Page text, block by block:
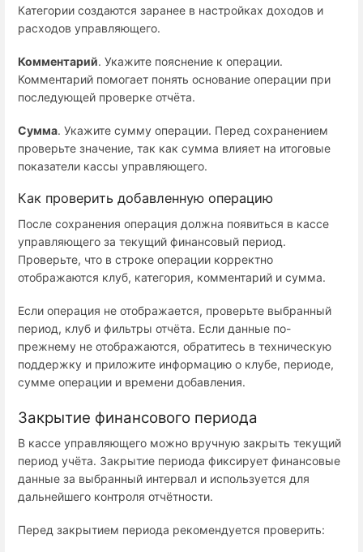
Категории создаются заранее в настройках доходов и
расходов управляющего.
Комментарий. Укажите пояснение к операции.
Комментарий помогает понять основание операции при
последующей проверке отчёта.
Сумма. Укажите сумму операции. Перед сохранением
проверьте значение, так как сумма влияет на итоговые
показатели кассы управляющего.
Как проверить добавленную операцию
После сохранения операция должна появиться в кассе
управляющего за текущий финансовый период.
Проверьте, что в строке операции корректно
отображаются клуб, категория, комментарий и сумма.
Если операция не отображается, проверьте выбранный
период, клуб и фильтры отчёта. Если данные по-
прежнему не отображаются, обратитесь в техническую
поддержку и приложите информацию о клубе, периоде,
сумме операции и времени добавления.
Закрытие финансового периода
В кассе управляющего можно вручную закрыть текущий
период учёта. Закрытие периода фиксирует финансовые
данные за выбранный интервал и используется для
дальнейшего контроля отчётности.
Перед закрытием периода рекомендуется проверить: